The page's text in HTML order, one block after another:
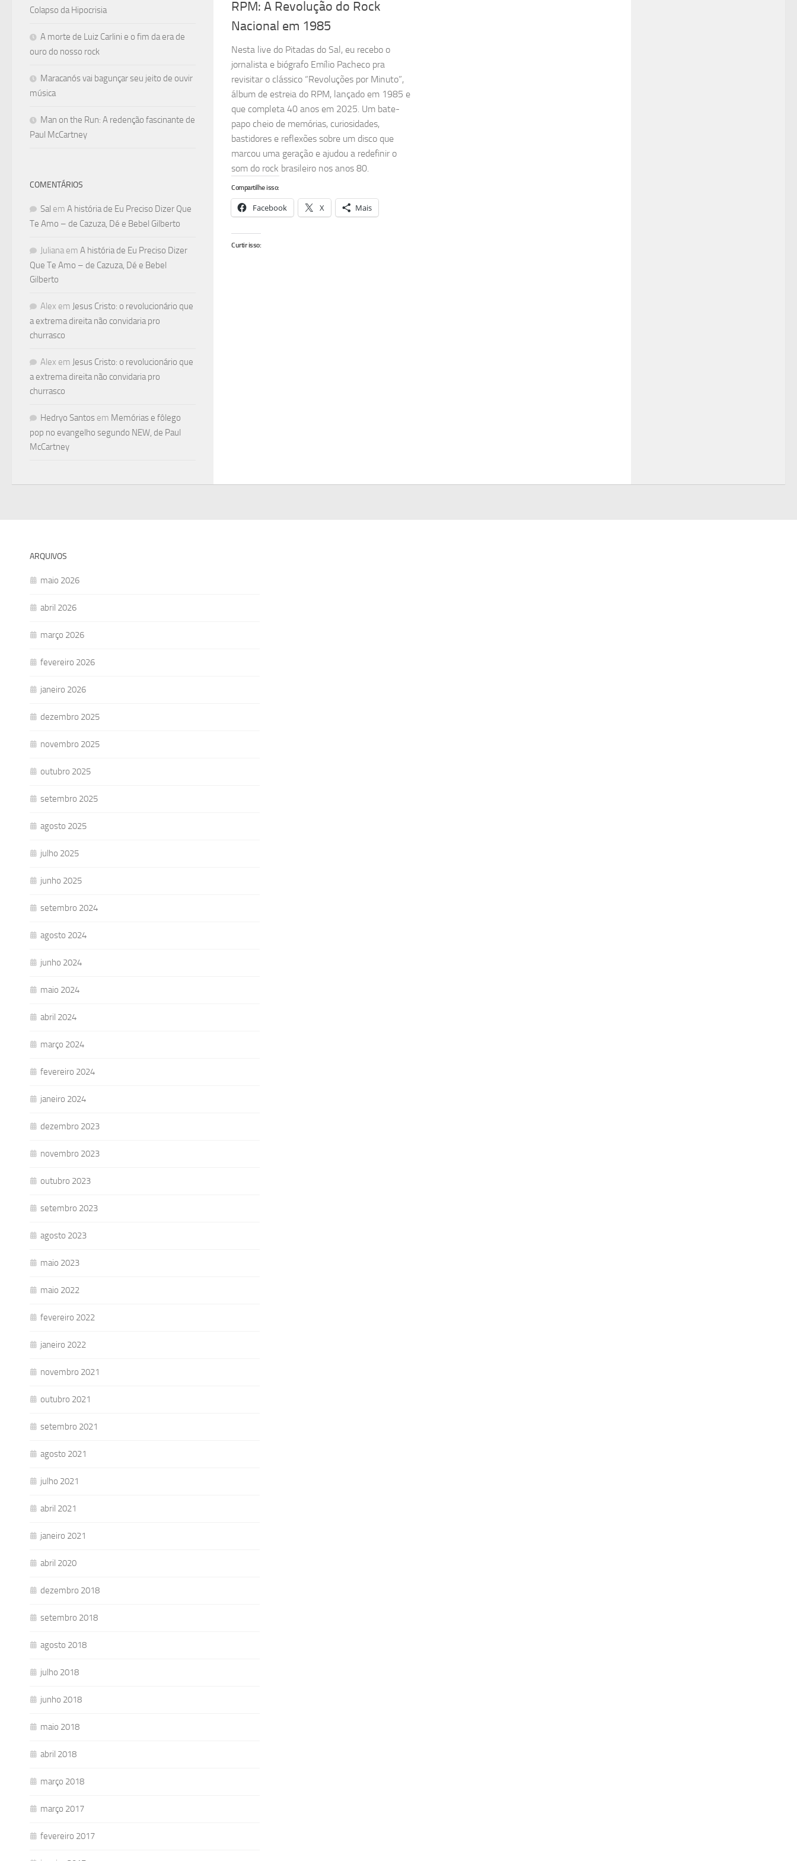
RPM: A Revolução do Rock
Nacional em 1985
Nesta live do Pitadas do Sal, eu recebo o
jornalista e biógrafo Emílio Pacheco pra
revisitar o clássico “Revoluções por Minuto”,
álbum de estreia do RPM, lançado em 1985 e
que completa 40 anos em 2025. Um bate-
papo cheio de memórias, curiosidades,
bastidores e reflexões sobre um disco que
marcou uma geração e ajudou a redefinir o
som do rock brasileiro nos anos 80.
Compartilhe isso:
Facebook X Mais
Curtir isso:
Colapso da Hipocrisia
A morte de Luiz Carlini e o fim da era de
ouro do nosso rock
Maracanós vai bagunçar seu jeito de ouvir
música
Man on the Run: A redenção fascinante de
Paul McCartney
COMENTÁRIOS
Sal em A história de Eu Preciso Dizer Que
Te Amo – de Cazuza, Dé e Bebel Gilberto
Juliana em A história de Eu Preciso Dizer
Que Te Amo – de Cazuza, Dé e Bebel
Gilberto
Alex em Jesus Cristo: o revolucionário que
a extrema direita não convidaria pro
churrasco
Alex em Jesus Cristo: o revolucionário que
a extrema direita não convidaria pro
churrasco
Hedryo Santos em Memórias e fôlego
pop no evangelho segundo NEW, de Paul
McCartney
ARQUIVOS
maio 2026
abril 2026
março 2026
fevereiro 2026
janeiro 2026
dezembro 2025
novembro 2025
outubro 2025
setembro 2025
agosto 2025
julho 2025
junho 2025
setembro 2024
agosto 2024
junho 2024
maio 2024
abril 2024
março 2024
fevereiro 2024
janeiro 2024
dezembro 2023
novembro 2023
outubro 2023
setembro 2023
agosto 2023
maio 2023
maio 2022
fevereiro 2022
janeiro 2022
novembro 2021
outubro 2021
setembro 2021
agosto 2021
julho 2021
abril 2021
janeiro 2021
abril 2020
dezembro 2018
setembro 2018
agosto 2018
julho 2018
junho 2018
maio 2018
abril 2018
março 2018
março 2017
fevereiro 2017